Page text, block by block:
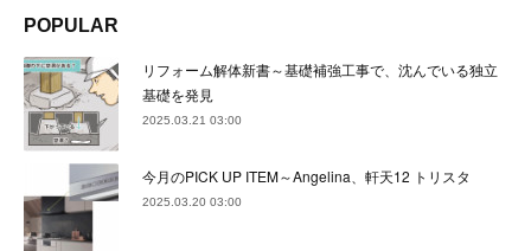
(24)
22)
(22)
(22)
(25
(23 )
(24
(21
(24)
(21
(22 )
(23
(23
(22)
(24
(23)
(23
(22)
(23
(22)
(24
(24)
(23
(22)
(21)
(27)
(22
(17)
(32)
(36)
(30
POPULAR
リフォーム解体新書～基礎補強工事で、沈んでいる独立
基礎を発見
2025.03.21 03:00
今月のPICK UP ITEM～Angelina、軒天12 トリスタ
2025.03.20 03:00